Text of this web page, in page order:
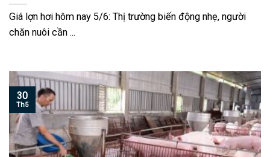
Giá lợn hơi hôm nay 5/6: Thị trường biến động nhẹ, người
chăn nuôi cần ...
30
Th5